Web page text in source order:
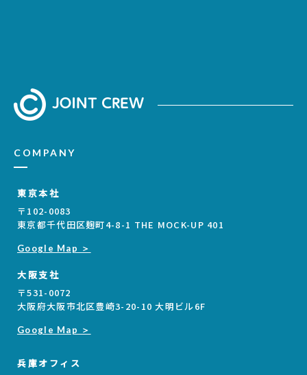
COMPANY
東京本社
〒102-0083
東京都千代田区麹町4-8-1 THE MOCK-UP 401
Google Map ＞
大阪支社
〒531-0072
大阪府大阪市北区豊崎3-20-10 大明ビル6F
Google Map ＞
兵庫オフィス